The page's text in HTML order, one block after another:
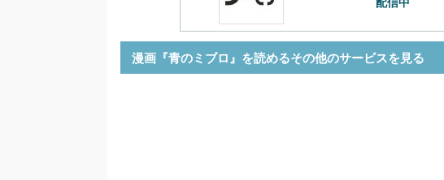
漫画『青のミブロ』を読めるその他のサービスを見る